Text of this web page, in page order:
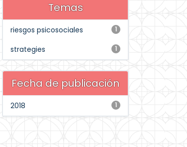
Temas
1
riesgos psicosociales
1
strategies
Fecha de publicación
1
2018